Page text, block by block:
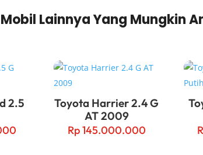
Lainnya Yang Mungkin
2.5
Toyota Harrier 2.4 G
AT 2009
Rp145.000.000